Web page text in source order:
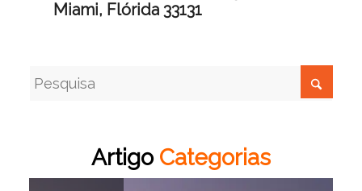
Miami, Flórida 33131
ArtigoCategorias